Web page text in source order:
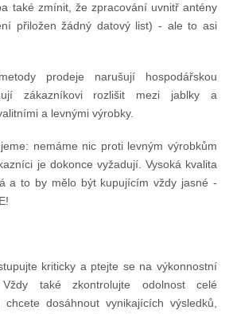
také zmínit, že zpracování uvnitř antény
přiložen žádný datový list) - ale to asi
prodeje narušují hospodářskou
zákazníkovi rozlišit mezi jablky a
a levnými výrobky.
nemáme nic proti levným výrobkům
je dokonce vyžadují. Vysoká kvalita
a to by mělo být kupujícím vždy jasné -
kriticky a ptejte se na výkonnostní
také zkontrolujte odolnost celé
dosáhnout vynikajících výsledků,